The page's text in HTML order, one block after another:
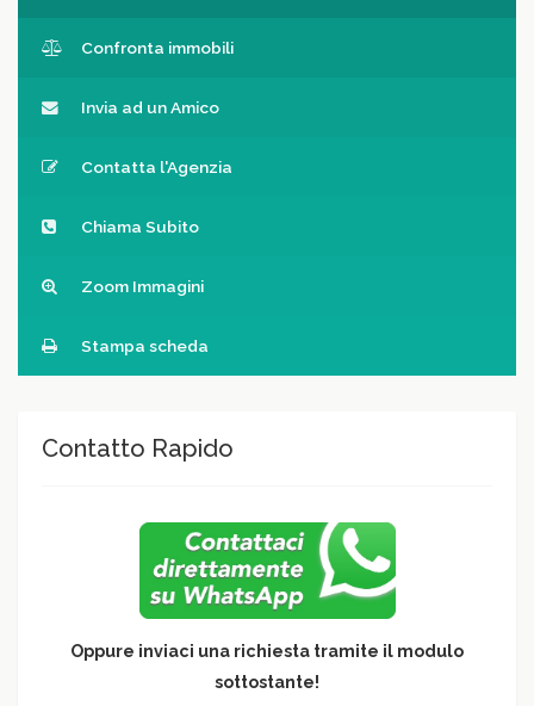
Confronta immobili
Invia ad un Amico
Contatta l'Agenzia
Chiama Subito
Zoom Immagini
Stampa scheda
Contatto Rapido
Oppure inviaci una richiesta tramite il modulo
sottostante!